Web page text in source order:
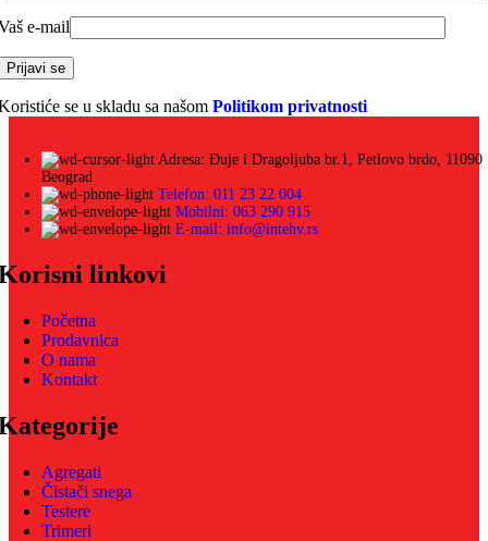
e-mail
se u skladu sa našom Politikom privatnosti
Adresa: Đuje i Dragoljuba br.1, Petlovo brdo, 11090
Beograd
Telefon: 011 23 22 004
Mobilni: 063 290 915
E-mail: info@intehv.rs
linkovi
Početna
Prodavnica
O nama
Kontakt
Agregati
Čistači snega
Testere
Trimeri